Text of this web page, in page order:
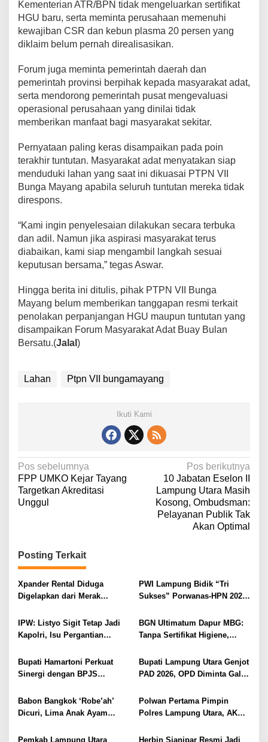
Kementerian ATR/BPN tidak mengeluarkan sertifikat
HGU baru, serta meminta perusahaan memenuhi
kewajiban CSR dan kebun plasma 20 persen yang
diklaim belum pernah direalisasikan.
Forum juga meminta pemerintah daerah dan
pemerintah provinsi berpihak kepada masyarakat adat,
serta mendorong pemerintah pusat mengevaluasi
operasional perusahaan yang dinilai tidak
memberikan manfaat bagi masyarakat sekitar.
Pernyataan paling keras disampaikan pada poin
terakhir tuntutan. Masyarakat adat menyatakan siap
menduduki lahan yang saat ini dikuasai PTPN VII
Bunga Mayang apabila seluruh tuntutan mereka tidak
direspons.
“Kami ingin penyelesaian dilakukan secara terbuka
dan adil. Namun jika aspirasi masyarakat terus
diabaikan, kami siap mengambil langkah sesuai
keputusan bersama,” tegas Aswar.
Hingga berita ini ditulis, pihak PTPN VII Bunga
Mayang belum memberikan tanggapan resmi terkait
penolakan perpanjangan HGU maupun tuntutan yang
disampaikan Forum Masyarakat Adat Buay Bulan
Bersatu.(Jalal )
Lahan Ptpn VII bungamayang
Ikuti Kami
N
a
v
a
s
i
p
o
s
Pos sebelumnya
FPP UMKO Kejar Tayang
Targetkan Akreditasi
Unggul
Pos berikutnya
10 Jabatan Eselon II
Lampung Utara Masih
Kosong, Ombudsman:
Pelayanan Publik Tak
Akan Optimal
Posting Terkait
Xpander Rental Diduga
Digelapkan dari Merak
Pengemudinya Prajurit TNI
AL
PWI Lampung Bidik “Tri
Sukses” Porwanas-HPN 2027:
Pariwisata Menggeliat
IPW: Listyo Sigit Tetap Jadi
Kapolri, Isu Pergantian
Kawanan Febrie Adriansyah
BGN Ultimatum Dapur MBG:
Tanpa Sertifikat Higiene,
Bupati Hamartoni Perkuat
Sinergi dengan BPJS
Kesehatan Makin Cepat dan
Mudah
Bupati Lampung Utara Genjot
PAD 2026, OPD Diminta Gali
hingga Optimalkan PBB-P2
Babon Bangkok ‘Robe’ah’
Dicuri, Lima Anak Ayam
Gang Jalaba Kotabumi Heboh
Polwan Pertama Pimpin
Polres Lampung Utara, AKBP
Pedang Pora
Pemkab Lampung Utara Herbin Sianipar Resmi Jadi